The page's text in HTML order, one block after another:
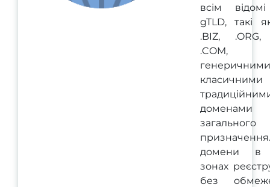
всім
gTLD, такі
.BIZ, .ORG,
.COM,
доменами
загального
домени в
зонах
без